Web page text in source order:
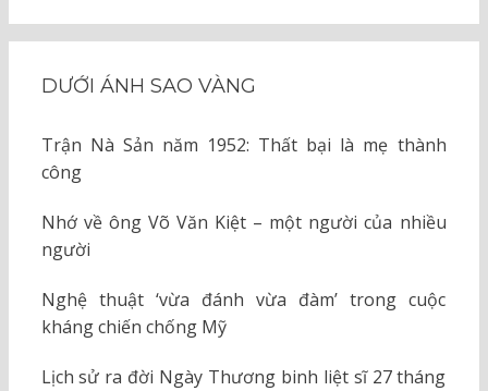
DƯỚI ÁNH SAO VÀNG
Trận Nà Sản năm 1952: Thất bại là mẹ thành
công
Nhớ về ông Võ Văn Kiệt – một người của nhiều
người
Nghệ thuật ‘vừa đánh vừa đàm’ trong cuộc
kháng chiến chống Mỹ
Lịch sử ra đời Ngày Thương binh liệt sĩ 27 tháng